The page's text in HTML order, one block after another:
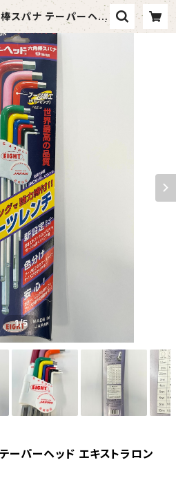
棒スパナ テーパーヘッ
ング 9本組（エイト） |
1/5
ーパーヘッド エキストラロン